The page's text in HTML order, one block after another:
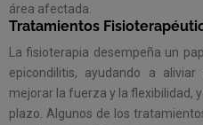
área afectada.
Tratamientos
La fisioterapia desempeña un
epicondilitis, ayudando a
mejorar la fuerza y ​​la flexibilidad,
plazo. Algunos de los